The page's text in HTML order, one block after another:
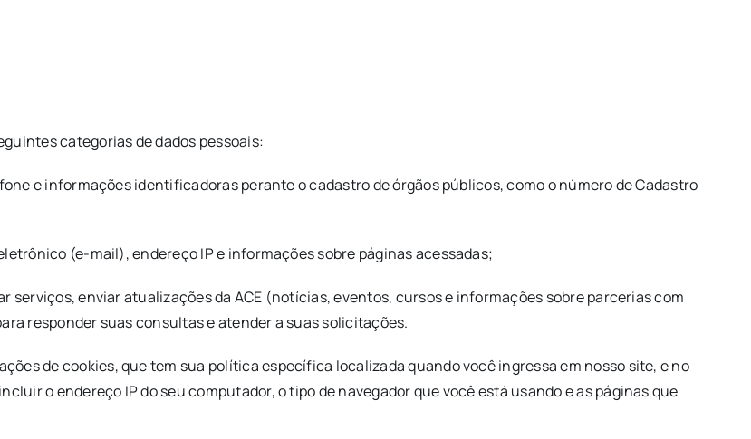
categorias de dados pessoais:
e informações identificadoras perante o cadastro de órgãos públicos, como o número de Cadastro
(e-mail), endereço IP e informações sobre páginas acessadas;
serviços, enviar atualizações da ACE (notícias, eventos, cursos e informações sobre parcerias com
responder suas consultas e atender a suas solicitações.
de cookies, que tem sua política específica localizada quando você ingressa em nosso site, e no
o endereço IP do seu computador, o tipo de navegador que você está usando e as páginas que